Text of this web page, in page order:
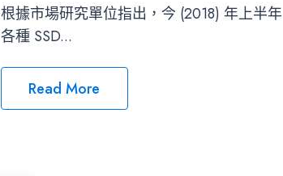
根據市場研究單位指出，今 (2018) 年上半年
各種 SSD...
Read More